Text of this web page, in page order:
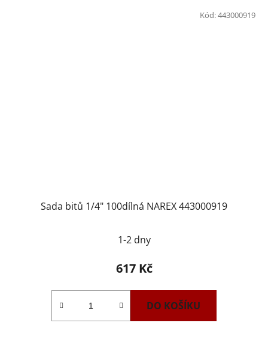
Sada bitů 1/4" 100dílná NAREX 443000919
1-2 dny
617 Kč
DO KOŠÍKU
Kód:443000919